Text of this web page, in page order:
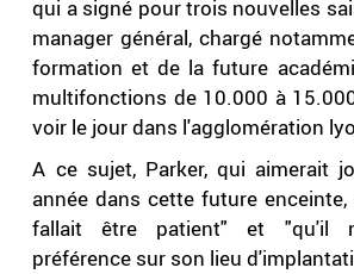
qui a signé pour trois nouvelles
manager général, chargé
formation et de la future
multifonctions de 10.000 à
voir le jour dans l'agglomération
A ce sujet, Parker, qui aimerait
année dans cette future
fallait être patient" et "qu'il
préférence sur son lieu